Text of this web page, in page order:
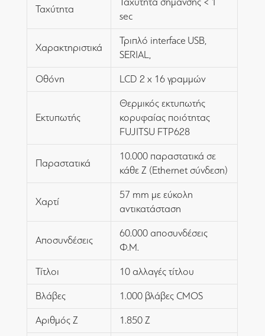
Ταχύτητα
sec
Χαρακτηριστικά
Τριπλό interface USB,
SERIAL,
Οθόνη LCD 2 x 16 γραμμών
Εκτυπωτής
Θερμικός εκτυπωτής
κορυφαίας ποιότητας
FUJITSU FTP628
Παραστατικά
10.000 παραστατικά σε
κάθε Ζ (Ethernet σύνδεση)
Χαρτί
57 mm με εύκολη
αντικατάσταση
Αποσυνδέσεις
60.000 αποσυνδέσεις
Φ.Μ.
Τίτλοι 10 αλλαγές τίτλου
Βλάβες 1.000 βλάβες CMOS
Αριθμός Ζ 1.850 Ζ